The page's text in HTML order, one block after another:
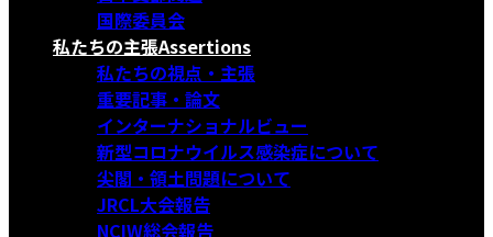
国際委員会
私たちの主張Assertions
私たちの視点・主張
重要記事・論文
インターナショナルビュー
新型コロナウイルス感染症について
尖閣・領土問題について
JRCL大会報告
NCIW総会報告